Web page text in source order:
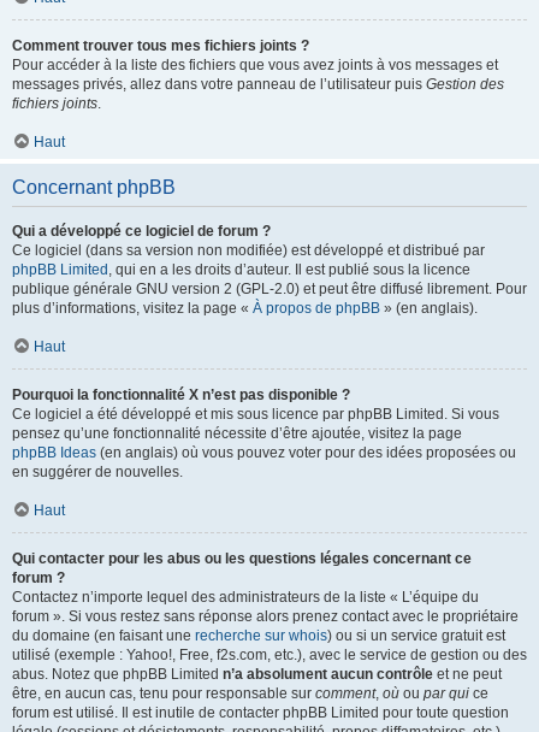
Comment trouver tous mes fichiers joints ?
Pour accéder à la liste des fichiers que vous avez joints à vos messages et
messages privés, allez dans votre panneau de l’utilisateur puis Gestion des
fichiers joints.
Haut
Concernant phpBB
Qui a développé ce logiciel de forum ?
Ce logiciel (dans sa version non modifiée) est développé et distribué par
phpBB Limited , qui en a les droits d’auteur. Il est publié sous la licence
publique générale GNU version 2 (GPL-2.0) et peut être diffusé librement. Pour
plus d’informations, visitez la page « À propos de phpBB » (en anglais).
Haut
Pourquoi la fonctionnalité X n’est pas disponible ?
Ce logiciel a été développé et mis sous licence par phpBB Limited. Si vous
pensez qu’une fonctionnalité nécessite d’être ajoutée, visitez la page
phpBB Ideas (en anglais) où vous pouvez voter pour des idées proposées ou
en suggérer de nouvelles.
Haut
Qui contacter pour les abus ou les questions légales concernant ce
forum ?
Contactez n’importe lequel des administrateurs de la liste « L’équipe du
forum ». Si vous restez sans réponse alors prenez contact avec le propriétaire
du domaine (en faisant une recherche sur whois) ou si un service gratuit est
utilisé (exemple : Yahoo!, Free, f2s.com, etc.), avec le service de gestion ou des
abus. Notez que phpBB Limited n’a absolument aucun contrôle et ne peut
être, en aucun cas, tenu pour responsable sur comment, où ou par qui ce
forum est utilisé. Il est inutile de contacter phpBB Limited pour toute question